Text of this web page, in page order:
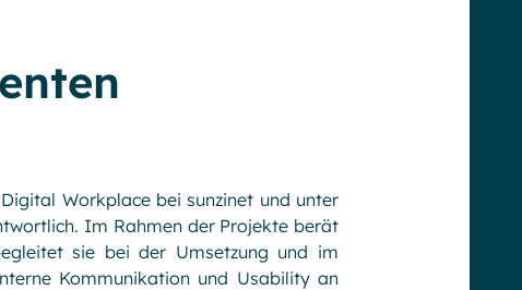
Workplace bei sunzinet und unter
Im Rahmen der Projekte berät
sie bei der Umsetzung und im
Kommunikation und Usability an